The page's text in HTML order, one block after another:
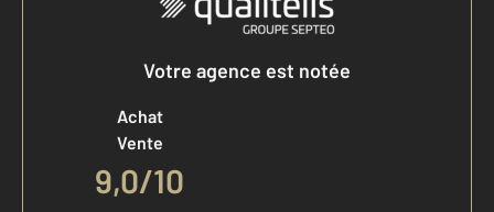
Votre agence est notée
Achat
Vente
9,0/10